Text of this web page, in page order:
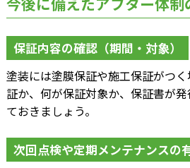
保証内容の確認（期間・対象）
塗装には塗膜保証や施工保証がつ
証か、何が保証対象か、保証書が
ておきましょう。
次回点検や定期メンテナンスの